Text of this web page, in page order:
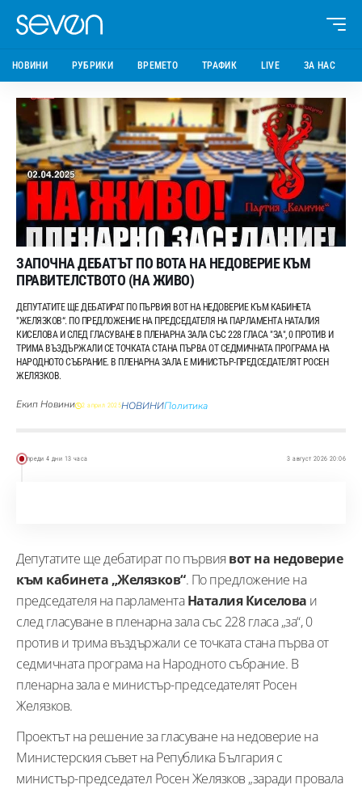
НОВИНИ РУБРИКИ ВРЕМЕТО ТРАФИК LIVE ЗА НАС
ЗАПОЧНА ДЕБАТЪТ ПО ВОТА НА НЕДОВЕРИЕ КЪМ
ПРАВИТЕЛСТВОТО (НА ЖИВО)
ДЕПУТАТИТЕ ЩЕ ДЕБАТИРАТ ПО ПЪРВИЯ ВОТ НА НЕДОВЕРИЕ КЪМ КАБИНЕТА
"ЖЕЛЯЗКОВ“. ПО ПРЕДЛОЖЕНИЕ НА ПРЕДСЕДАТЕЛЯ НА ПАРЛАМЕНТА НАТАЛИЯ
КИСЕЛОВА И СЛЕД ГЛАСУВАНЕ В ПЛЕНАРНА ЗАЛА СЪС 228 ГЛАСА "ЗА", 0 ПРОТИВ И
ТРИМА ВЪЗДЪРЖАЛИ СЕ ТОЧКАТА СТАНА ПЪРВА ОТ СЕДМИЧНАТА ПРОГРАМА НА
НАРОДНОТО СЪБРАНИЕ. В ПЛЕНАРНА ЗАЛА Е МИНИСТЪР-ПРЕДСЕДАТЕЛЯТ РОСЕН
ЖЕЛЯЗКОВ.
Екип Новини 2 април 2025НОВИНИПолитика
преди 4 дни 13 часа 3 август 2026 20:06
Депутатите ще дебатират по първия вот на недоверие
към кабинета „Желязков“. По предложение на
председателя на парламентаНаталия Киселова и
след гласуване в пленарна зала със 228 гласа „за“, 0
против и трима въздържали се точката стана първа от
седмичната програма на Народното събрание. В
пленарна зала е министър-председателят Росен
Желязков.
Проектът на решение за гласуване на недоверие на
Министерския съвет на Република България с
министър-председател Росен Желязков „заради провала